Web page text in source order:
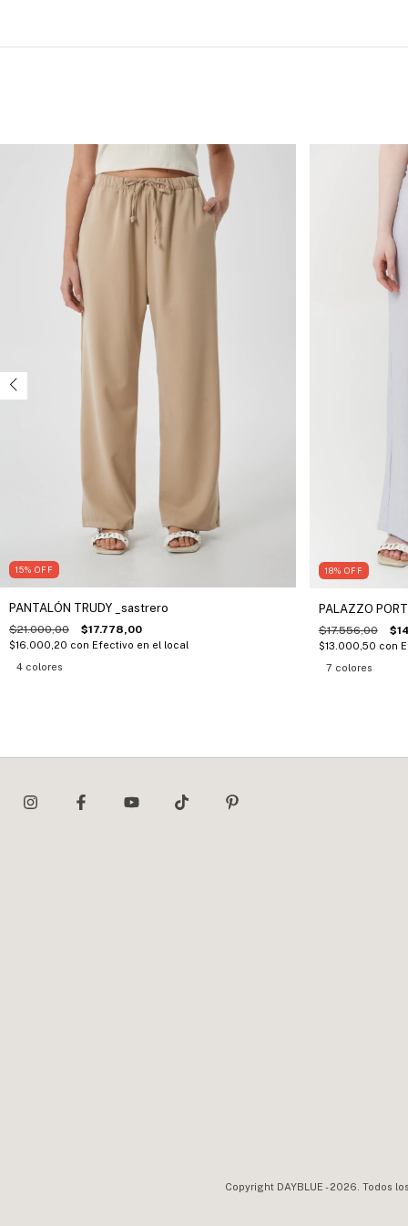
15% OFF
PANTALÓN TRUDY _sastrero
$21.000,00 $17.778,00
$16.000,20 con Efectivo en el local
4 colores
18% OFF
PALAZZO
$17.556,00
$13.000,50 con
7 colores
Copyright DAYBLUE - 2026. Todos